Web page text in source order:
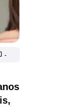
-